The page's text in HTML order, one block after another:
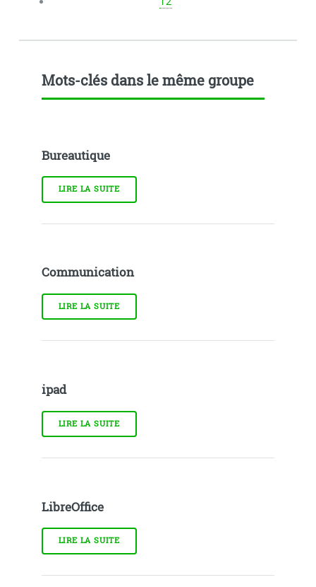
Mots-clés dans le même groupe
Bureautique
LIRE LA SUITE
Communication
LIRE LA SUITE
ipad
LIRE LA SUITE
LibreOffice
LIRE LA SUITE